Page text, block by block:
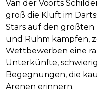
Van der Voorts
groß die Kluft im
Stars auf den größten
und Ruhm kämpfen,
Wettbewerben eine
Unterkünfte,
Begegnungen, die
Arenen erinnern.